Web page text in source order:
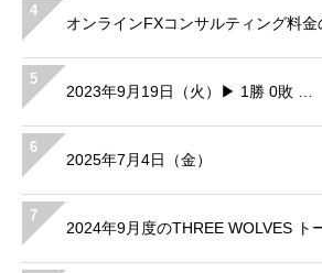
4
オンラインFXコンサルティング料
5
2023年9月19日（火）▶ 1勝 0敗 …
6
2025年7月4日（金）
7
2024年9月度のTHREE WOLVES ト